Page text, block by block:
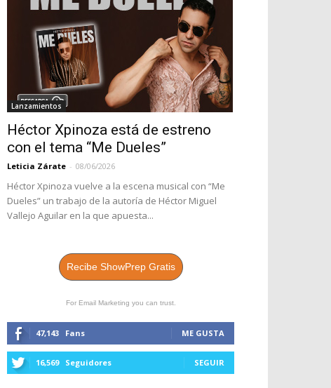
Lanzamientos
Héctor Xpinoza está de estreno
con el tema “Me Dueles”
Leticia Zárate - 08/06/2026
Héctor Xpinoza vuelve a la escena musical con “Me
Dueles” un trabajo de la autoría de Héctor Miguel
Vallejo Aguilar en la que apuesta...
Recibe ShowPrep Gratis
For Email Marketing you can trust.
47,143 Fans ME GUSTA
16,569 Seguidores SEGUIR